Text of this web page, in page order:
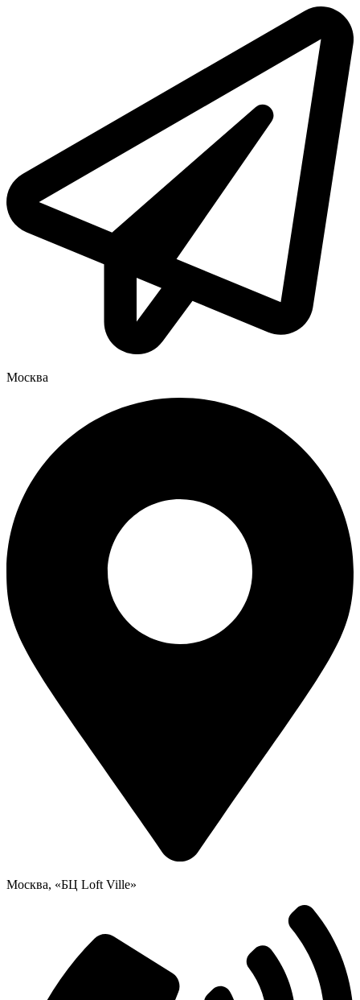
Москва
Москва, «БЦ Loft Ville»